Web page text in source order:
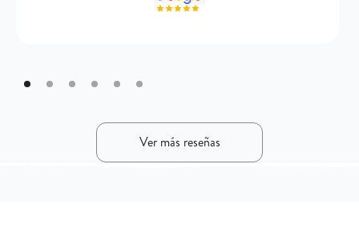
Ver más reseñas